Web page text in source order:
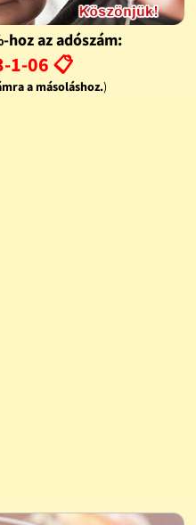
hoz az adószám:
1-06 📋
a másoláshoz.)